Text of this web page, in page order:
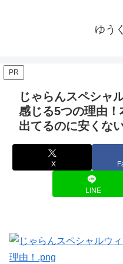
ゆう
PR
じゃらんスペシャ
感じる5つの理由
出てるのに安くな
X
LINE